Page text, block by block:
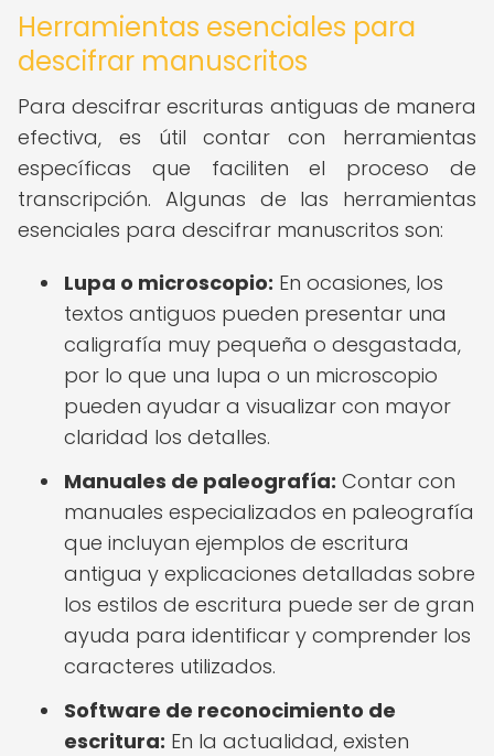
Herramientas esenciales para
descifrar manuscritos
Para descifrar escrituras antiguas de manera
efectiva, es útil contar con herramientas
específicas que faciliten el proceso de
transcripción. Algunas de las herramientas
esenciales para descifrar manuscritos son:
Lupa o microscopio: En ocasiones, los
textos antiguos pueden presentar una
caligrafía muy pequeña o desgastada,
por lo que una lupa o un microscopio
pueden ayudar a visualizar con mayor
claridad los detalles.
Manuales de paleografía: Contar con
manuales especializados en paleografía
que incluyan ejemplos de escritura
antigua y explicaciones detalladas sobre
los estilos de escritura puede ser de gran
ayuda para identificar y comprender los
caracteres utilizados.
Software de reconocimiento de
escritura: En la actualidad, existen